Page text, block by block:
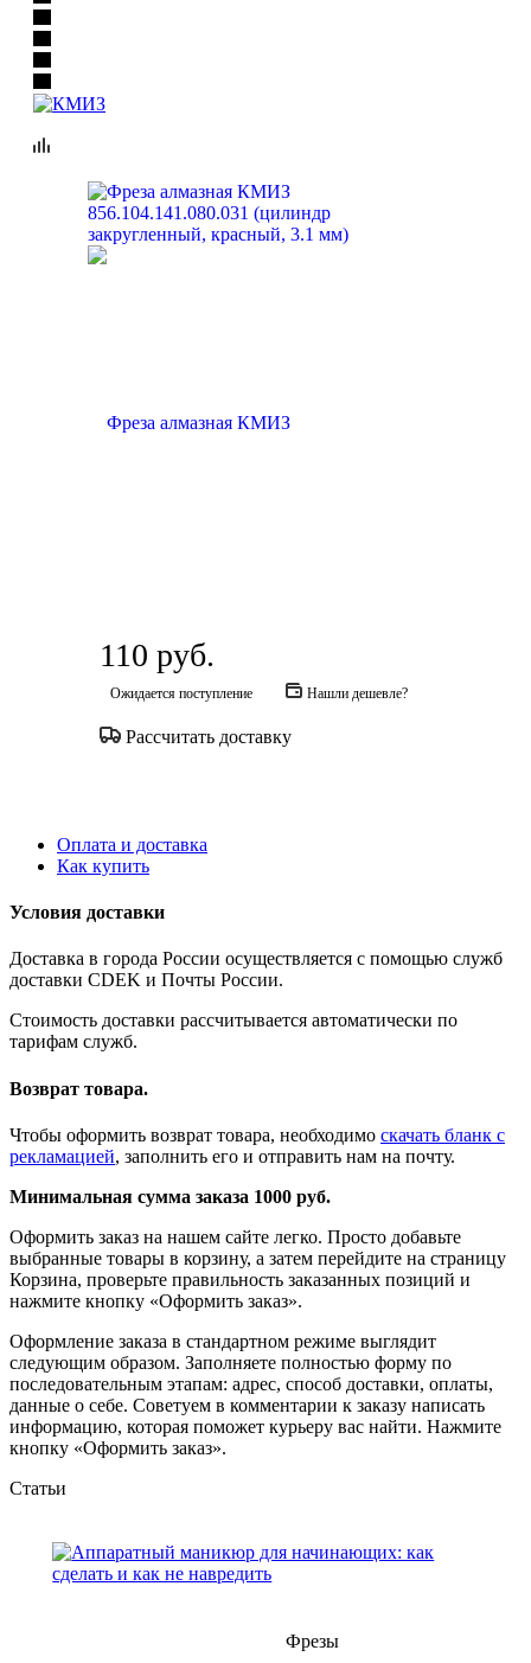
110 руб.
Ожидается поступление Нашли дешевле?
Рассчитать доставку
Оплата и доставка
Как купить
Условия доставки
Доставка в города России осуществляется с помощью служб
доставки CDEK и Почты России.
Стоимость доставки рассчитывается автоматически по
тарифам служб.
Возврат товара.
Чтобы оформить возврат товара, необходимо скачать бланк с
рекламацией, заполнить его и отправить нам на почту.
Минимальная сумма заказа 1000 руб.
Оформить заказ на нашем сайте легко. Просто добавьте
выбранные товары в корзину, а затем перейдите на страницу
Корзина, проверьте правильность заказанных позиций и
нажмите кнопку «Оформить заказ».
Оформление заказа в стандартном режиме выглядит
следующим образом. Заполняете полностью форму по
последовательным этапам: адрес, способ доставки, оплаты,
данные о себе. Советуем в комментарии к заказу написать
информацию, которая поможет курьеру вас найти. Нажмите
кнопку «Оформить заказ».
Статьи
Фрезы